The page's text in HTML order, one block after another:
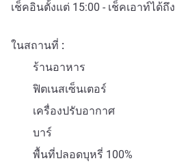
เช็คอินตั้งแต่ 15:00 - เช็คเอาท์ได้ถึง
ในสถานที่
ร้านอาหาร
ฟิตเนสเซ็นเตอร์
เครื่องปรับอากาศ
บาร์
พื้นที่ปลอดบุหรี่ 100%